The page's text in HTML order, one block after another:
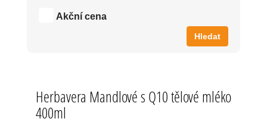
Akční cena
Hledat
Herbavera Mandlové s Q10 tělové mléko
400ml